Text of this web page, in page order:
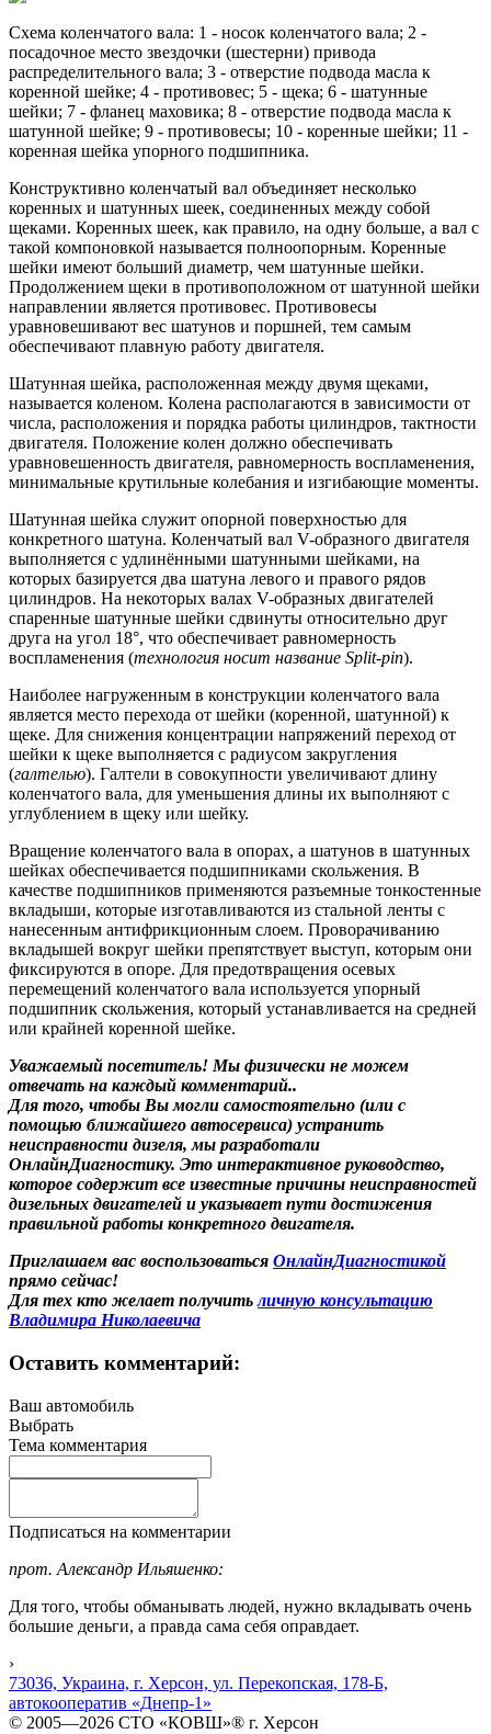
Схема коленчатого вала: 1 - носок коленчатого вала; 2 -
посадочное место звездочки (шестерни) привода
распределительного вала; 3 - отверстие подвода масла к
коренной шейке; 4 - противовес; 5 - щека; 6 - шатунные
шейки; 7 - фланец маховика; 8 - отверстие подвода масла к
шатунной шейке; 9 - противовесы; 10 - коренные шейки; 11 -
коренная шейка упорного подшипника.
Конструктивно коленчатый вал объединяет несколько
коренных и шатунных шеек, соединенных между собой
щеками. Коренных шеек, как правило, на одну больше, а вал с
такой компоновкой называется полноопорным. Коренные
шейки имеют больший диаметр, чем шатунные шейки.
Продолжением щеки в противоположном от шатунной шейки
направлении является противовес. Противовесы
уравновешивают вес шатунов и поршней, тем самым
обеспечивают плавную работу двигателя.
Шатунная шейка, расположенная между двумя щеками,
называется коленом. Колена располагаются в зависимости от
числа, расположения и порядка работы цилиндров, тактности
двигателя. Положение колен должно обеспечивать
уравновешенность двигателя, равномерность воспламенения,
минимальные крутильные колебания и изгибающие моменты.
Шатунная шейка служит опорной поверхностью для
конкретного шатуна. Коленчатый вал V-образного двигателя
выполняется с удлинёнными шатунными шейками, на
которых базируется два шатуна левого и правого рядов
цилиндров. На некоторых валах V-образных двигателей
спаренные шатунные шейки сдвинуты относительно друг
друга на угол 18°, что обеспечивает равномерность
воспламенения (технология носит название Split-pin).
Наиболее нагруженным в конструкции коленчатого вала
является место перехода от шейки (коренной, шатунной) к
щеке. Для снижения концентрации напряжений переход от
шейки к щеке выполняется с радиусом закругления
(галтелью). Галтели в совокупности увеличивают длину
коленчатого вала, для уменьшения длины их выполняют с
углублением в щеку или шейку.
Вращение коленчатого вала в опорах, а шатунов в шатунных
шейках обеспечивается подшипниками скольжения. В
качестве подшипников применяются разъемные тонкостенные
вкладыши, которые изготавливаются из стальной ленты с
нанесенным антифрикционным слоем. Проворачиванию
вкладышей вокруг шейки препятствует выступ, которым они
фиксируются в опоре. Для предотвращения осевых
перемещений коленчатого вала используется упорный
подшипник скольжения, который устанавливается на средней
или крайней коренной шейке.
Уважаемый посетитель! Мы физически не можем
отвечать на каждый комментарий..
Для того, чтобы Вы могли самостоятельно (или с
помощью ближайшего автосервиса) устранить
неисправности дизеля, мы разработали
ОнлайнДиагностику. Это интерактивное руководство,
которое содержит все известные причины неисправностей
дизельных двигателей и указывает пути достижения
правильной работы конкретного двигателя.
Приглашаем вас воспользоваться ОнлайнДиагностикой
прямо сейчас!
Для тех кто желает получитьличную консультацию
Владимира Николаевича
Оставить комментарий:
Ваш автомобиль
Выбрать
Тема комментария
Подписаться на комментарии
прот. Александр Ильяшенко:
Для того, чтобы обманывать людей, нужно вкладывать очень
большие деньги, а правда сама себя оправдает.
›
73036, Украина, г. Херсон, ул. Перекопская, 178-Б,
автокооператив «Днепр-1»
© 2005—2026 СТО «КОВШ»® г. Херсон